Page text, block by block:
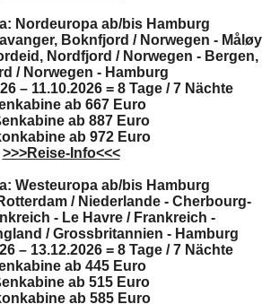
Nordeuropa ab/bis Hamburg
Boknfjord / Norwegen - Måløy
Nordfjord / Norwegen - Bergen,
/ Norwegen - Hamburg
– 11.10.2026 = 8 Tage / 7 Nächte
ab 667 Euro
ab 887 Euro
ab 972 Euro
>>>Reise-Info<<<
Westeuropa ab/bis Hamburg
/ Niederlande - Cherbourg-
- Le Havre / Frankreich -
/ Grossbritannien - Hamburg
– 13.12.2026 = 8 Tage / 7 Nächte
ab 445 Euro
ab 515 Euro
ab 585 Euro